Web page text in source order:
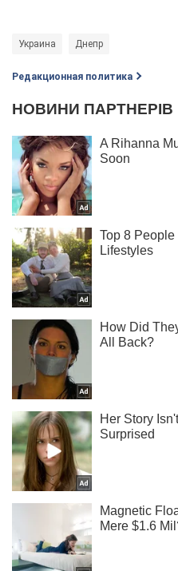
Украина Днепр
Редакционная политика